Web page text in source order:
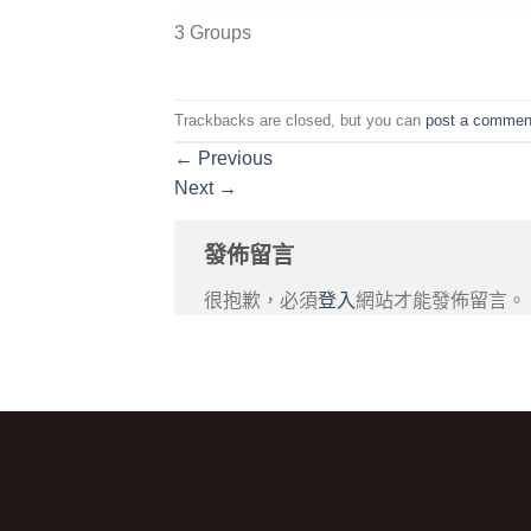
3 Groups
Trackbacks are closed, but you can post a
← Previous
Next →
發佈留言
很抱歉，必須登入網站才能發佈留言。